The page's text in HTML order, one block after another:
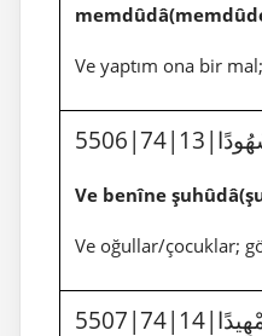
Ve yaptım ona bir
شُهُودًا
Ve benîne
Ve oğullar/çocuklar;